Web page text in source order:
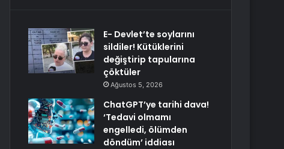
E- Devlet’te soylarını
sildiler! Kütüklerini
değiştirip tapularına
çöktüler
Ağustos 5, 2026
ChatGPT’ye tarihi dava!
‘Tedavi olmamı
engelledi, ölümden
döndüm’ iddiası